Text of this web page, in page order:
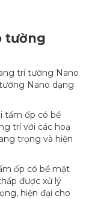
tường
trí tường Nano
Nano dạng
tấm ốp có bề
trí với các hoạ
trọng và hiện
ốp có bề mặt
được xử lý
hiện đại cho